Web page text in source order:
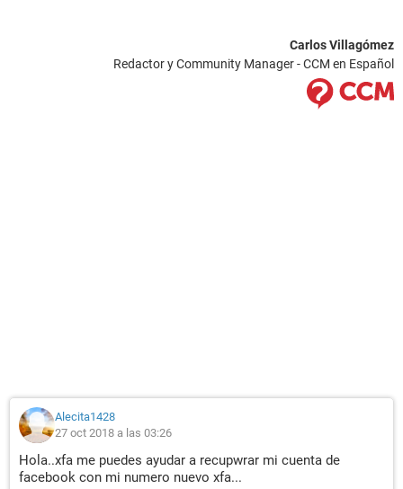
Carlos Villagómez
Redactor y Community Manager - CCM en Español
Alecita1428
27 oct 2018 a las 03:26
Hola..xfa me puedes ayudar a recupwrar mi cuenta de
facebook con mi numero nuevo xfa...